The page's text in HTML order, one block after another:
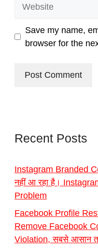
Save my name,
browser for the
Recent Posts
Instagram Branded
नहीं आ रहा है।
Problem
Facebook Profile
Remove Facebook
Violation, सबसे आसान